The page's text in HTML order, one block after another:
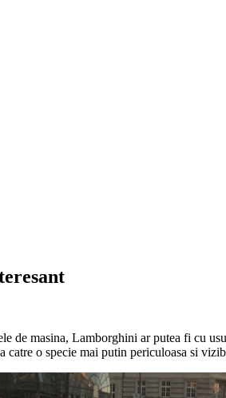
de masina, Lamborghini ar putea fi cu
o specie mai putin periculoasa si